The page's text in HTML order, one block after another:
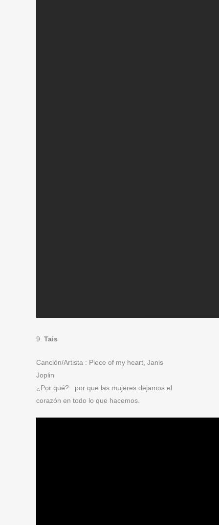
9. Tais
Canción/Artista : Piece of my heart, Janis
Joplin
¿Por qué?: por que las mujeres dejamos el
corazón en todo lo que hacemos.